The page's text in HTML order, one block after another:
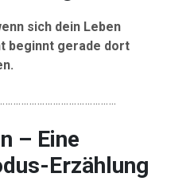
sich dein Leben
beginnt gerade dort
– Eine
Erzählung